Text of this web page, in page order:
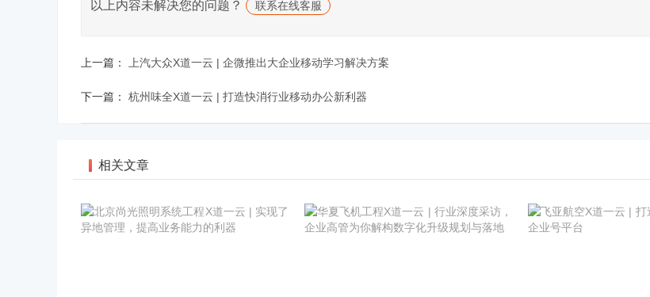
以上内容未解决您的问题？ 联系在线客服
上一篇： 上汽大众X道一云 | 企微推出大企业移动学习解决方案
下一篇： 杭州味全X道一云 | 打造快消行业移动办公新利器
相关文章